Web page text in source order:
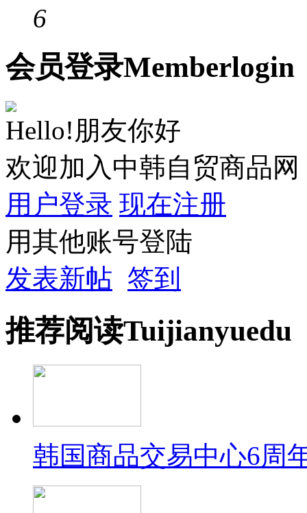
6
会员登录Memberlogin
Hello!朋友你好
欢迎加入中韩自贸商品网
用户登录 现在注册
用其他账号登陆
发表新帖 签到
推荐阅读Tuijianyuedu
韩国商品交易中心6周